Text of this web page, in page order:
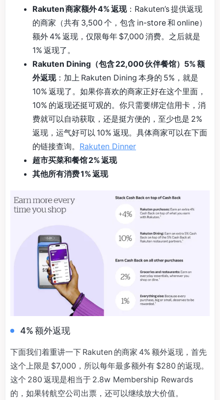
Rakuten 商家额外 4% 返现：Rakuten’s 提供返现
的商家（共有 3,500 个，包含 in-store 和 online）
额外 4% 返现，仅限每年 $7,000 消费。之后就是
1% 返现了。
Rakuten Dining（包含 22,000 伙伴餐馆）5% 额
外返现：加上 Rakuten Dining 本身的 5%，就是
10% 返现了。如果你喜欢的商家正好在这个里面，
10% 的返现还挺可观的。你只需要绑定信用卡，消
费就可以自动获取，还是挺方便的，至少也是 2%
返现，运气好可以 10% 返现。具体商家可以在下面
的链接查询。 Rakuten Dinner
超市买菜和餐馆 2% 返现
其他所有消费 1% 返现
4% 额外返现
下面我们着重讲一下 Rakuten 的商家 4% 额外返现，首先
这个上限是 $7,000，所以每年最多额外有 $280 的返现。
这个 280 返现是相当于 2.8w Membership Rewards
的，如果转航空公司出票，还可以继续放大价值。